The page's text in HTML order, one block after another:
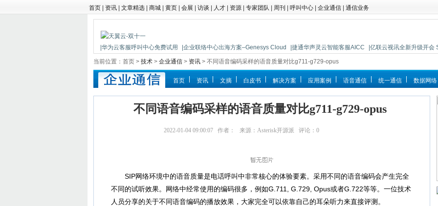
首页 资讯 文章精选 商城 黄页 会展 访谈 人才 资源 专家团队 周刊 呼叫中心 企业通信 通信业务
|华为云客服呼叫中心免费试用 |企业联络中心出海方案–Genesys Cloud |捷通华声灵云智能客服AICC
|亿联云视讯全新升级开会
|鼎信通达新一代语音网关DAG1000-4S
当前位置：首页 > 技术 > 企业通信 > 资讯 > 不同语音编码采样的语音质量对比g711-g729-opus
首页 资讯 文摘 白皮书 解决方案 应用案例 语音通信 统一通信 数据网络
不同语音编码采样的语音质量对比g711-g729-opus
2022-01-04 09:00:07 作者： 来源：Asterisk开源派 评论： 0
SIP网络环境中的语音质量是电话呼叫中非常核心的体验要素。采用不同的语音编码会产生完全
不同的试听效果。网络中经常使用的编码很多，例如G.711, G.729, Opus或者G.722等等。一位技术
人员分享的关于不同语音编码的播放效果，大家完全可以依靠自己的耳朵听力来直接评测。